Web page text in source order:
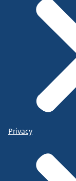
Privacy